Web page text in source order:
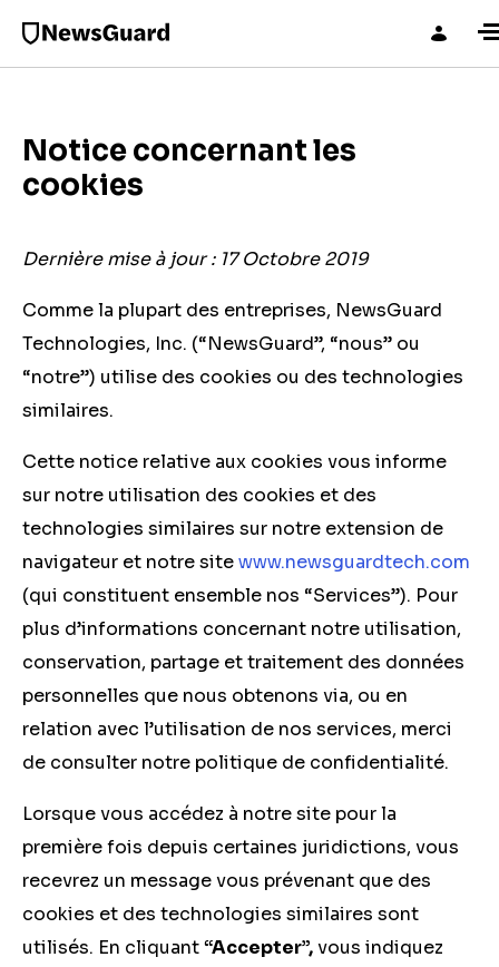
Notice concernant les
cookies
Dernière mise à jour : 17 Octobre 2019
Comme la plupart des entreprises, NewsGuard
Technologies, Inc. (“NewsGuard”, “nous” ou
“notre”) utilise des cookies ou des technologies
similaires.
Cette notice relative aux cookies vous informe
sur notre utilisation des cookies et des
technologies similaires sur notre extension de
navigateur et notre sitewww.newsguardtech.com
(qui constituent ensemble nos “Services”). Pour
plus d’informations concernant notre utilisation,
conservation, partage et traitement des données
personnelles que nous obtenons via, ou en
relation avec l’utilisation de nos services, merci
de consulter notre politique de confidentialité.
Lorsque vous accédez à notre site pour la
première fois depuis certaines juridictions, vous
recevrez un message vous prévenant que des
cookies et des technologies similaires sont
utilisés. En cliquant“Accepter”,vous indiquez